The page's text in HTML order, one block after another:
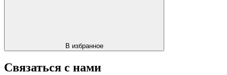
В избранное
Связаться с нами